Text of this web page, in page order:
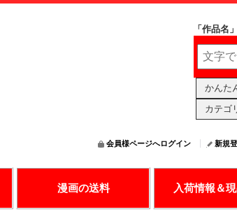
「作品名
かんた
カテゴ
会員様ページへログイン 新規
漫画の送料 入荷情報＆